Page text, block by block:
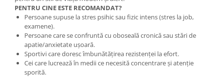
PENTRU CINE ESTE RECOMANDAT?
Persoane supuse la stres psihic sau fizic intens (stres la job,
examene).
Persoane care se confruntă cu oboseală cronică sau stări de
apatie/anxietate ușoară.
Sportivi care doresc îmbunătățirea rezistenței la efort.
Cei care lucrează în medii ce necesită concentrare și atenție
sporită.